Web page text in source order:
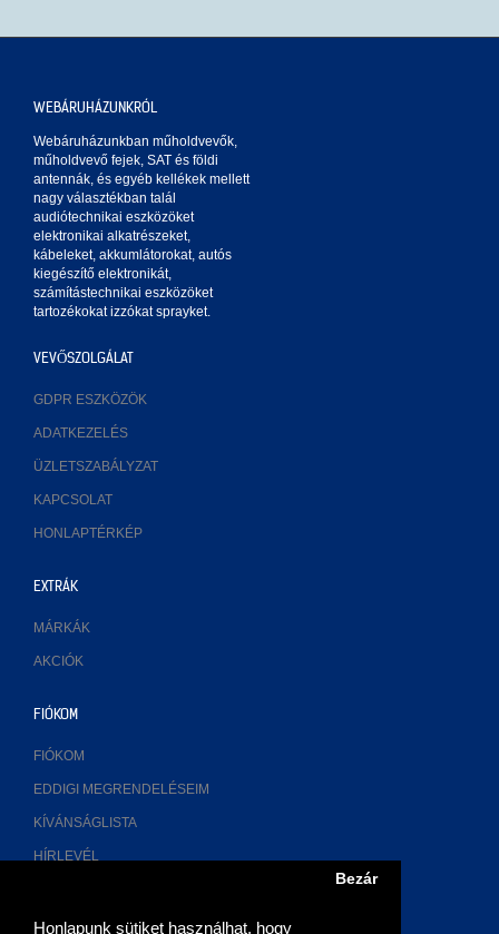
Honlapunk sütiket használhat, hogy
Bezár
WEBÁRUHÁZUNKRÓL
Webáruházunkban műholdvevők,
műholdvevő fejek, SAT és földi
antennák, és egyéb kellékek mellett
nagy választékban talál
audiótechnikai eszközöket
elektronikai alkatrészeket,
kábeleket, akkumlátorokat, autós
kiegészítő elektronikát,
számítástechnikai eszközöket
tartozékokat izzókat sprayket.
VEVŐSZOLGÁLAT
GDPR ESZKÖZÖK
ADATKEZELÉS
ÜZLETSZABÁLYZAT
KAPCSOLAT
HONLAPTÉRKÉP
EXTRÁK
MÁRKÁK
AKCIÓK
FIÓKOM
FIÓKOM
EDDIGI MEGRENDELÉSEIM
KÍVÁNSÁGLISTA
HÍRLEVÉL